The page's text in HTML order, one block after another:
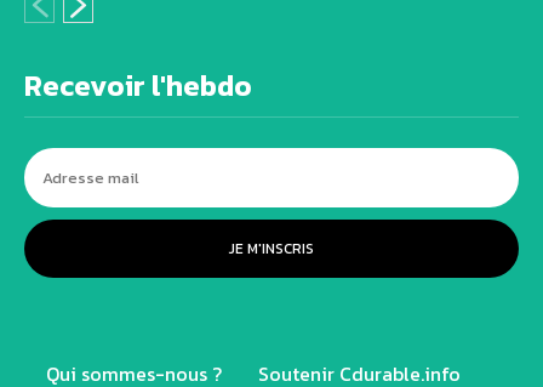
Recevoir l'hebdo
JE M'INSCRIS
Qui sommes-nous ? Soutenir Cdurable.info